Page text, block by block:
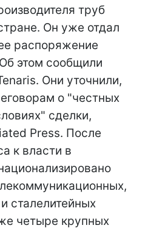
труб
Он уже отдал
распоряжение
этом сообщили
Они уточнили,
о "честных
сделки,
Press. После
к власти в
сталелитейных
четыре крупных